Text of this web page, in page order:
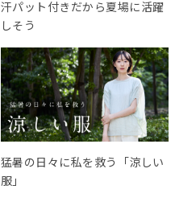
汗パット付きだから夏場に活躍
しそう
猛暑の日々に私を救う「涼しい
服」